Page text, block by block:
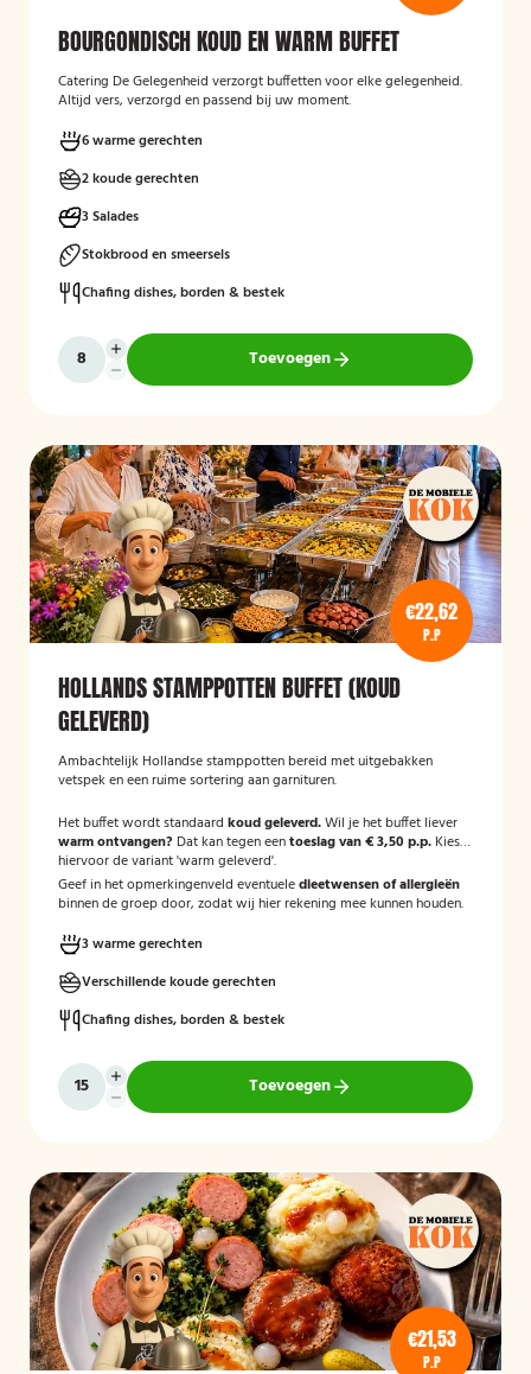
BOURGONDISCH KOUD EN WARM BUFFET
Catering De Gelegenheid verzorgt buffetten voor elke gelegenheid.
Altijd vers, verzorgd en passend bij uw moment.
6 warme gerechten
2 koude gerechten
3 Salades
Stokbrood en smeersels
Chafing dishes, borden & bestek
Toevoegen
€22,62
P.P
HOLLANDS STAMPPOTTEN BUFFET (KOUD
GELEVERD)
Ambachtelijk Hollandse stamppotten bereid met uitgebakken
vetspek en een ruime sortering aan garnituren.
Het buffet wordt standaard koud geleverd.Wil je het buffet liever
warm ontvangen? Dat kan tegen eentoeslag van € 3,50 p.p. Kies
hiervoor de variant 'warm geleverd'.
Geef in het opmerkingenveld eventueledieetwensen of allergieën
binnen de groep door, zodat wij hier rekening mee kunnen houden.
3 warme gerechten
Verschillende koude gerechten
Chafing dishes, borden & bestek
Toevoegen
€21,53
P.P